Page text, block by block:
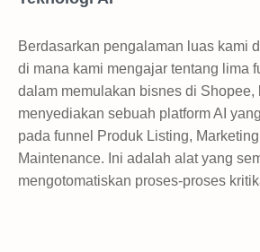
Berdasarkan pengalaman luas kami
di mana kami mengajar tentang lima
dalam memulakan bisnes di Shopee,
menyediakan sebuah platform AI
pada funnel Produk Listing,
Maintenance. Ini adalah alat yang
mengotomatiskan proses-proses